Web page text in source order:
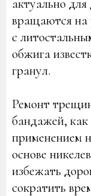
актуально
вращаются на
с
обжига
гранул.
Ремонт
бандажей, как
применением
основе
избежать
сократить